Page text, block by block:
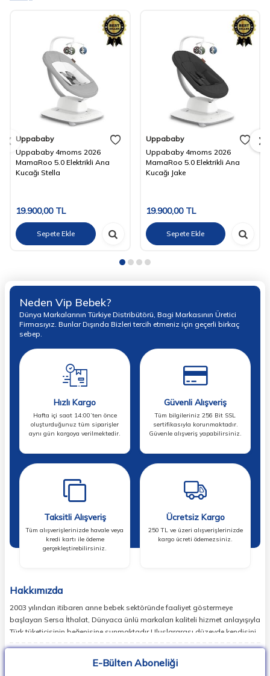
Uppababy
Uppababy 4moms 2026
MamaRoo 5.0 Elektrikli Ana
Kucağı Stella
19.900,00TL
Sepete Ekle
Uppababy
Uppababy 4moms 2026
MamaRoo 5.0 Elektrikli Ana
Kucağı Jake
19.900,00TL
Sepete Ekle
Neden Vip Bebek?
Dünya Markalarının Türkiye Distribütörü, Bagi Markasının Üretici
Firmasıyız. Bunlar Dışında Bizleri tercih etmeniz için geçerli birkaç
sebep.
Hızlı Kargo
Hafta içi saat 14:00’ten önce
oluşturduğunuz tüm siparişler
aynı gün kargoya verilmektedir.
Güvenli Alışveriş
Tüm bilgileriniz 256 Bit SSL
sertifikasıyla korunmaktadır.
Güvenle alışveriş yapabilirsiniz.
Taksitli Alışveriş
Tüm alışverişlerinizde havale veya
kredi kartı ile ödeme
gerçekleştirebilirsiniz.
Ücretsiz Kargo
250 TL ve üzeri alışverişlerinizde
kargo ücreti ödemezsiniz.
Hakkımızda
2003 yılından itibaren anne bebek sektöründe faaliyet göstermeye
başlayan Sersa İthalat, Dünyaca ünlü markaları kaliteli hizmet anlayışıyla
Türk tüketicisinin beğenisine sunmaktadır.Uluslararası düzeyde kendisini
ispatlamış en doğru markaları sizlerle buluşturan Sersa İthalat,
Dünyada en popüler bebek markalarının ürün koleksiyonlarının
E-Bülten Aboneliği